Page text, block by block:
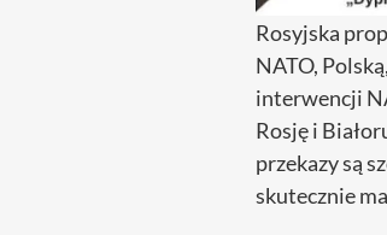
Rosyjska
NATO,
interwencji
Rosję i
przekazy są
skutecznie